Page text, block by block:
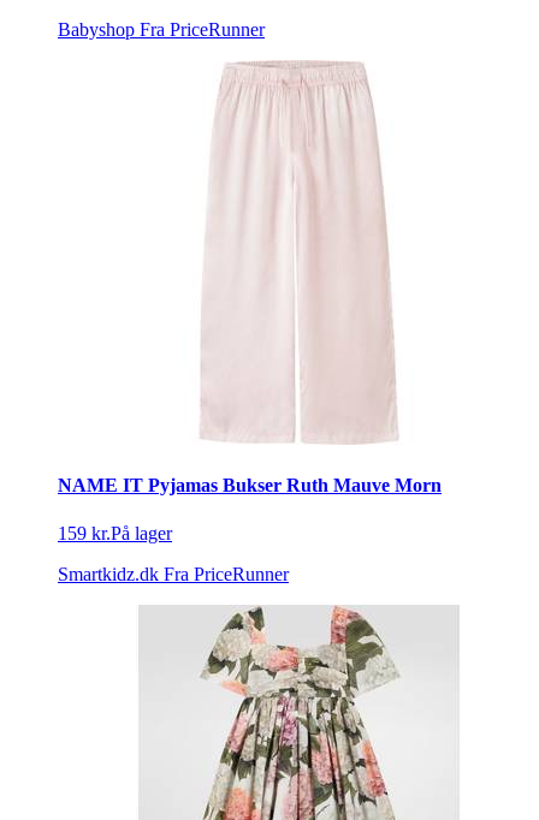
Babyshop Fra PriceRunner
NAME IT Pyjamas Bukser Ruth Mauve Morn
159 kr.På lager
Smartkidz.dk Fra PriceRunner